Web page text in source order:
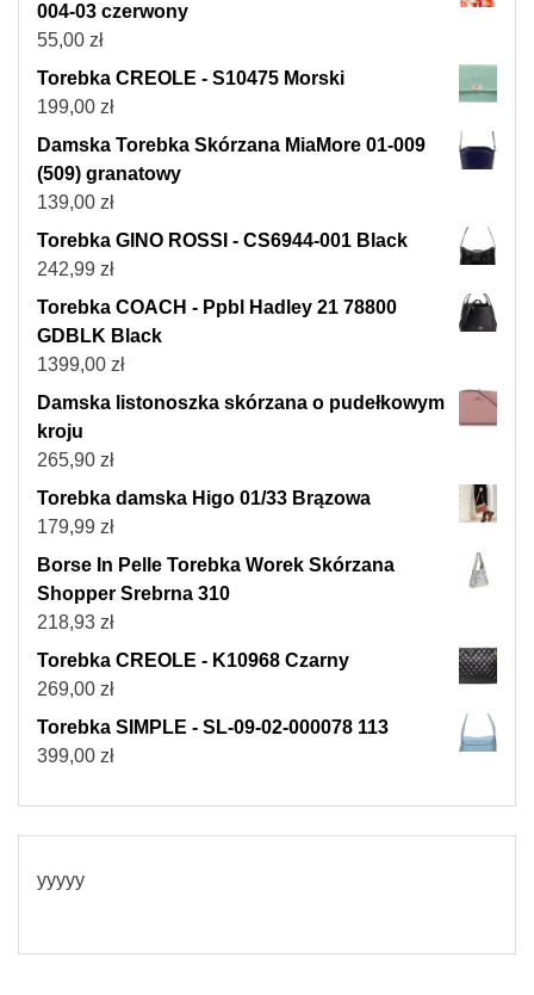
004-03 czerwony
55,00 zł
Torebka CREOLE - S10475 Morski
199,00 zł
Damska Torebka Skórzana MiaMore 01-009
(509) granatowy
139,00 zł
Torebka GINO ROSSI - CS6944-001 Black
242,99 zł
Torebka COACH - Ppbl Hadley 21 78800
GDBLK Black
1399,00 zł
Damska listonoszka skórzana o pudełkowym
kroju
265,90 zł
Torebka damska Higo 01/33 Brązowa
179,99 zł
Borse In Pelle Torebka Worek Skórzana
Shopper Srebrna 310
218,93 zł
Torebka CREOLE - K10968 Czarny
269,00 zł
Torebka SIMPLE - SL-09-02-000078 113
399,00 zł
yyyyy